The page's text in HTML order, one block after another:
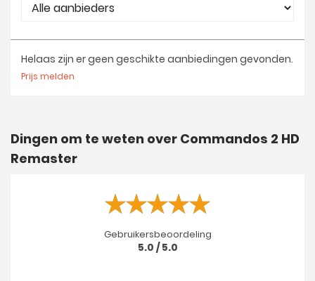
Helaas zijn er geen geschikte aanbiedingen gevonden.
Prijs melden
Dingen om te weten over Commandos 2 HD
Remaster
Gebruikersbeoordeling
5.0 / 5.0